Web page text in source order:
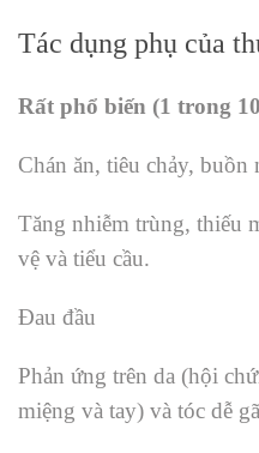
Tác dụng phụ của
Rất phổ biến (1 trong
Chán ăn, tiêu chảy,
Tăng nhiễm trùng, thiếu
vệ và tiểu cầu.
Đau đầu
Phản ứng trên da (hội
miệng và tay) và tóc dễ